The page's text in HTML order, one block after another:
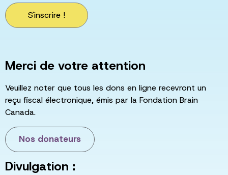
S'inscrire !
Merci de votre attention
Veuillez noter que tous les dons en ligne recevront un
reçu fiscal électronique, émis par la Fondation Brain
Canada.
Nos donateurs
Divulgation :